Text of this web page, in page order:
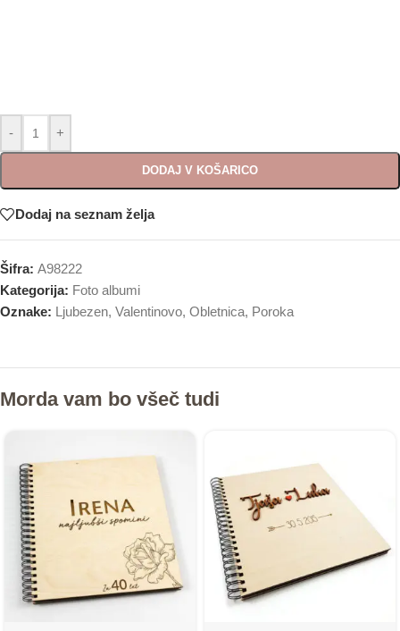
- +
DODAJ V KOŠARICO
Dodaj na seznam želja
Šifra: A98222
Kategorija: Foto albumi
Oznake: Ljubezen, Valentinovo, Obletnica, Poroka
Morda vam bo všeč tudi